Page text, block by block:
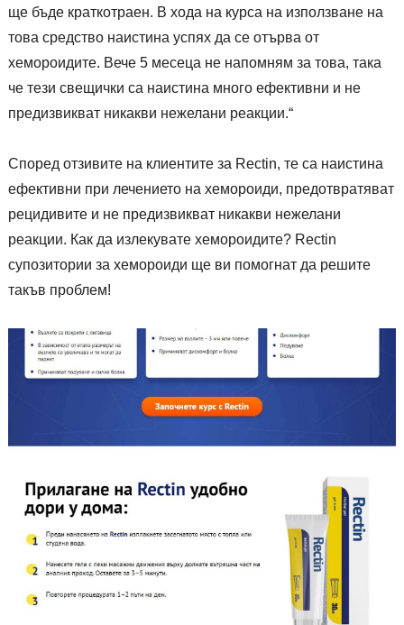
ще бъде краткотраен. В хода на курса на използване на
това средство наистина успях да се отърва от
хемороидите. Вече 5 месеца не напомням за това, така
че тези свещички са наистина много ефективни и не
предизвикват никакви нежелани реакции.“
Според отзивите на клиентите за Rectin, те са наистина
ефективни при лечението на хемороиди, предотвратяват
рецидивите и не предизвикват никакви нежелани
реакции. Как да излекувате хемороидите? Rectin
супозитории за хемороиди ще ви помогнат да решите
такъв проблем!